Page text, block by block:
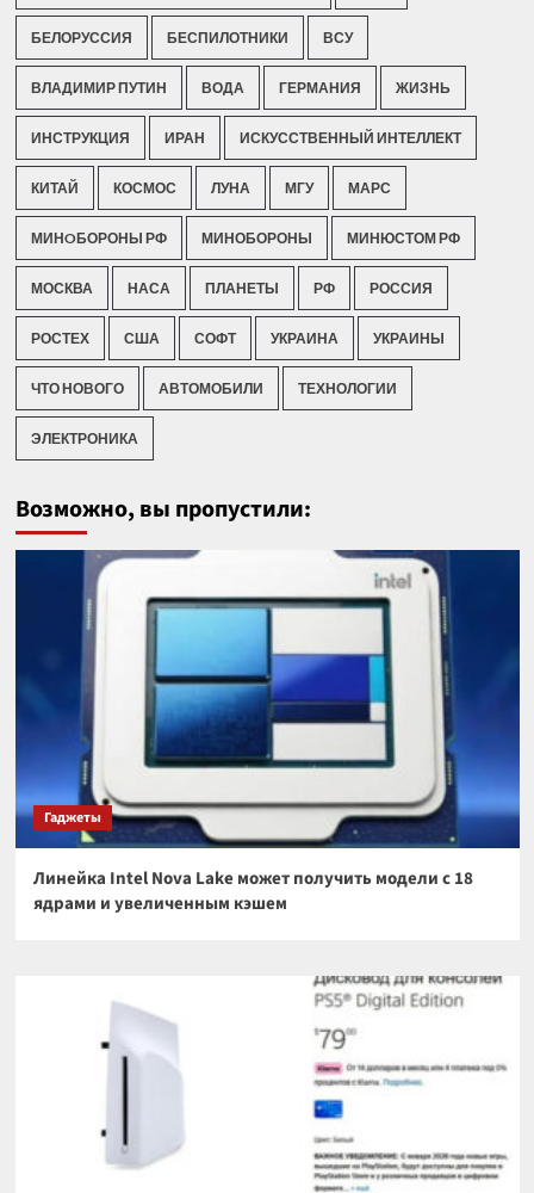
БЕЛОРУССИЯ БЕСПИЛОТНИКИ ВСУ
ВЛАДИМИР ПУТИН ВОДА ГЕРМАНИЯ ЖИЗНЬ
ИНСТРУКЦИЯ ИРАН ИСКУССТВЕННЫЙ ИНТЕЛЛЕКТ
КИТАЙ КОСМОС ЛУНА МГУ МАРС
МИНOБОРОНЫ РФ МИНОБОРОНЫ МИНЮСТОМ РФ
МОСКВА НАСА ПЛАНЕТЫ РФ РОССИЯ
РОСТЕХ США СОФТ УКРАИНА УКРАИНЫ
ЧТО НОВОГО АВТОМОБИЛИ ТЕХНОЛОГИИ
ЭЛЕКТРОНИКА
Возможно, вы пропустили:
Гаджеты
Линейка Intel Nova Lake может получить модели с 18
ядрами и увеличенным кэшем